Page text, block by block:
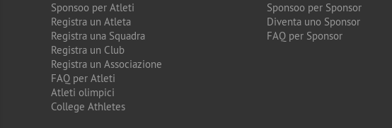
Sponsoo per Atleti
Registra un Atleta
Registra una Squadra
Registra un Club
Registra un Associazione
FAQ per Atleti
Atleti olimpici
College Athletes
Sponsoo per Sponsor
Diventa uno Sponsor
FAQ per Sponsor